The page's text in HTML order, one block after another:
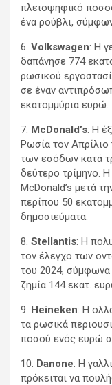
πλειοψηφικό
ένα ρούβλι,
6. Volkswagen: Η
δαπάνησε 774
ρωσικού
σε έναν
εκατομμύρια ευρώ.
7. McDonald’s: Η
Ρωσία τον
των εσόδων κατά
δεύτερο τρίμηνο.
McDonald’s μετά
περίπου 50
δημοσιεύματα.
8. Stellantis: Η
τον έλεγχο των
του 2024,
ζημία 144 εκατ.
9. Heineken: Η
τα ρωσικά
ποσού ενός ευρώ
10. Danone: Η
πρόκειται να